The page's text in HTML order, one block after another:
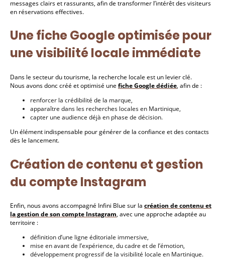
messages clairs et rassurants, afin de transformer l’intérêt des visiteurs
en réservations effectives.
Une fiche Google optimisée pour
une visibilité locale immédiate
Dans le secteur du tourisme, la recherche locale est un levier clé.
Nous avons donc créé et optimisé une fiche Google dédiée, afin de :
renforcer la crédibilité de la marque,
apparaître dans les recherches locales en Martinique,
capter une audience déjà en phase de décision.
Un élément indispensable pour générer de la confiance et des contacts
dès le lancement.
Création de contenu et gestion
du compte Instagram
Enfin, nous avons accompagné Infini Blue sur la création de contenu et
la gestion de son compte Instagram, avec une approche adaptée au
territoire :
définition d’une ligne éditoriale immersive,
mise en avant de l’expérience, du cadre et de l’émotion,
développement progressif de la visibilité locale en Martinique.